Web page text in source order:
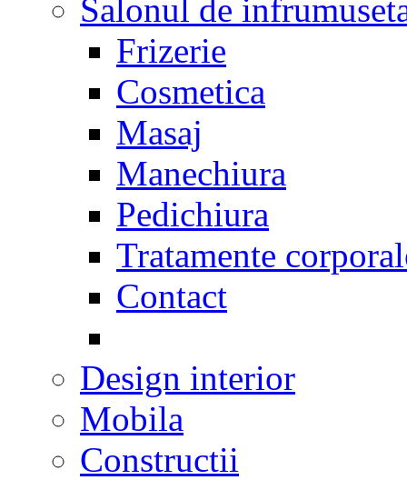
Salonul de
Frizerie
Cosmetica
Masaj
Manechiura
Pedichiura
Tratamente
Contact
Design interior
Mobila
Constructii